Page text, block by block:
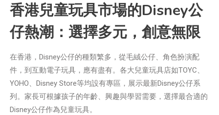
香港兒童玩具市場的Disney公
仔熱潮：選擇多元，創意無限
在香港，Disney公仔的種類繁多，從毛絨公仔、角色扮演配
件，到互動電子玩具，應有盡有。各大兒童玩具店如TOYC、
YOHO、Disney Store等均設有專區，展示最新Disney公仔系
列。家長可根據孩子的年齡、興趣與學習需要，選擇最合適的
Disney公仔作為兒童玩具。